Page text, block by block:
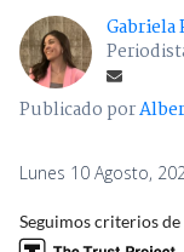
Gabriela
Publicado por
Lunes 10 Agosto,
Seguimos criterios de